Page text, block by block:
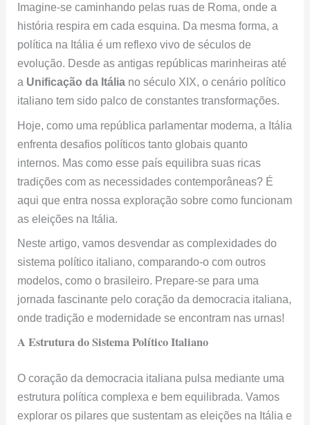
Imagine-se caminhando pelas ruas de Roma, onde a
história respira em cada esquina. Da mesma forma, a
política na Itália é um reflexo vivo de séculos de
evolução. Desde as antigas repúblicas marinheiras até
a Unificação da Itália no século XIX, o cenário político
italiano tem sido palco de constantes transformações.
Hoje, como uma república parlamentar moderna, a Itália
enfrenta desafios políticos tanto globais quanto
internos. Mas como esse país equilibra suas ricas
tradições com as necessidades contemporâneas? É
aqui que entra nossa exploração sobre como funcionam
as eleições na Itália.
Neste artigo, vamos desvendar as complexidades do
sistema político italiano, comparando-o com outros
modelos, como o brasileiro. Prepare-se para uma
jornada fascinante pelo coração da democracia italiana,
onde tradição e modernidade se encontram nas urnas!
A Estrutura do Sistema Político Italiano
O coração da democracia italiana pulsa mediante uma
estrutura política complexa e bem equilibrada. Vamos
explorar os pilares que sustentam as eleições na Itália e